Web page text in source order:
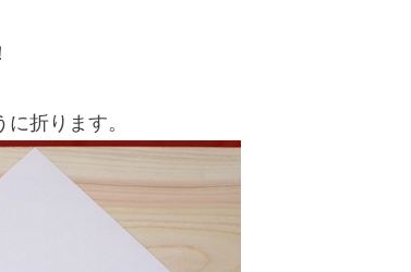
折ります。